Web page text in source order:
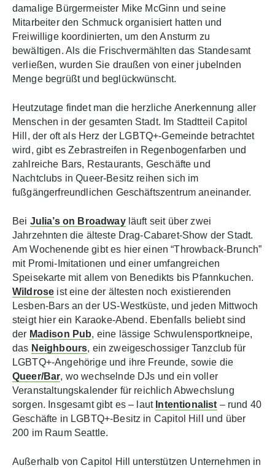
damalige Bürgermeister Mike McGinn und seine
Mitarbeiter den Schmuck organisiert hatten und
Freiwillige koordinierten, um den Ansturm zu
bewältigen. Als die Frischvermählten das Standesamt
verließen, wurden Sie draußen von einer jubelnden
Menge begrüßt und beglückwünscht.
Heutzutage findet man die herzliche Anerkennung aller
Menschen in der gesamten Stadt. Im Stadtteil Capitol
Hill, der oft als Herz der LGBTQ+-Gemeinde betrachtet
wird, gibt es Zebrastreifen in Regenbogenfarben und
zahlreiche Bars, Restaurants, Geschäfte und
Nachtclubs in Queer-Besitz reihen sich im
fußgängerfreundlichen Geschäftszentrum aneinander.
Bei Julia’s on Broadwayläuft seit über zwei
Jahrzehnten die älteste Drag-Cabaret-Show der Stadt.
Am Wochenende gibt es hier einen “Throwback-Brunch”
mit Promi-Imitationen und einer umfangreichen
Speisekarte mit allem von Benedikts bis Pfannkuchen.
Wildrose ist eine der ältesten noch existierenden
Lesben-Bars an der US-Westküste, und jeden Mittwoch
steigt hier ein Karaoke-Abend. Ebenfalls beliebt sind
der Madison Pub, eine lässige Schwulensportkneipe,
das Neighbours, ein zweigeschossiger Tanzclub für
LGBTQ+-Angehörige und ihre Freunde, sowie die
Queer/Bar, wo wechselnde DJs und ein voller
Veranstaltungskalender für reichlich Abwechslung
sorgen. Insgesamt gibt es – laut Intentionalist – rund 40
Geschäfte in LGBTQ+-Besitz in Capitol Hill und über
200 im Raum Seattle.
Außerhalb von Capitol Hill unterstützen Unternehmen in